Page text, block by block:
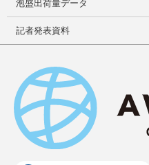
泡盛出荷量データ
記者発表資料